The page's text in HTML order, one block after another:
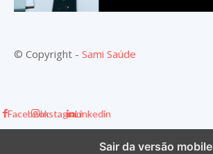
© Copyright - Sami Saúde
FacebookInstagramLinkedin
Sair da versão mobile